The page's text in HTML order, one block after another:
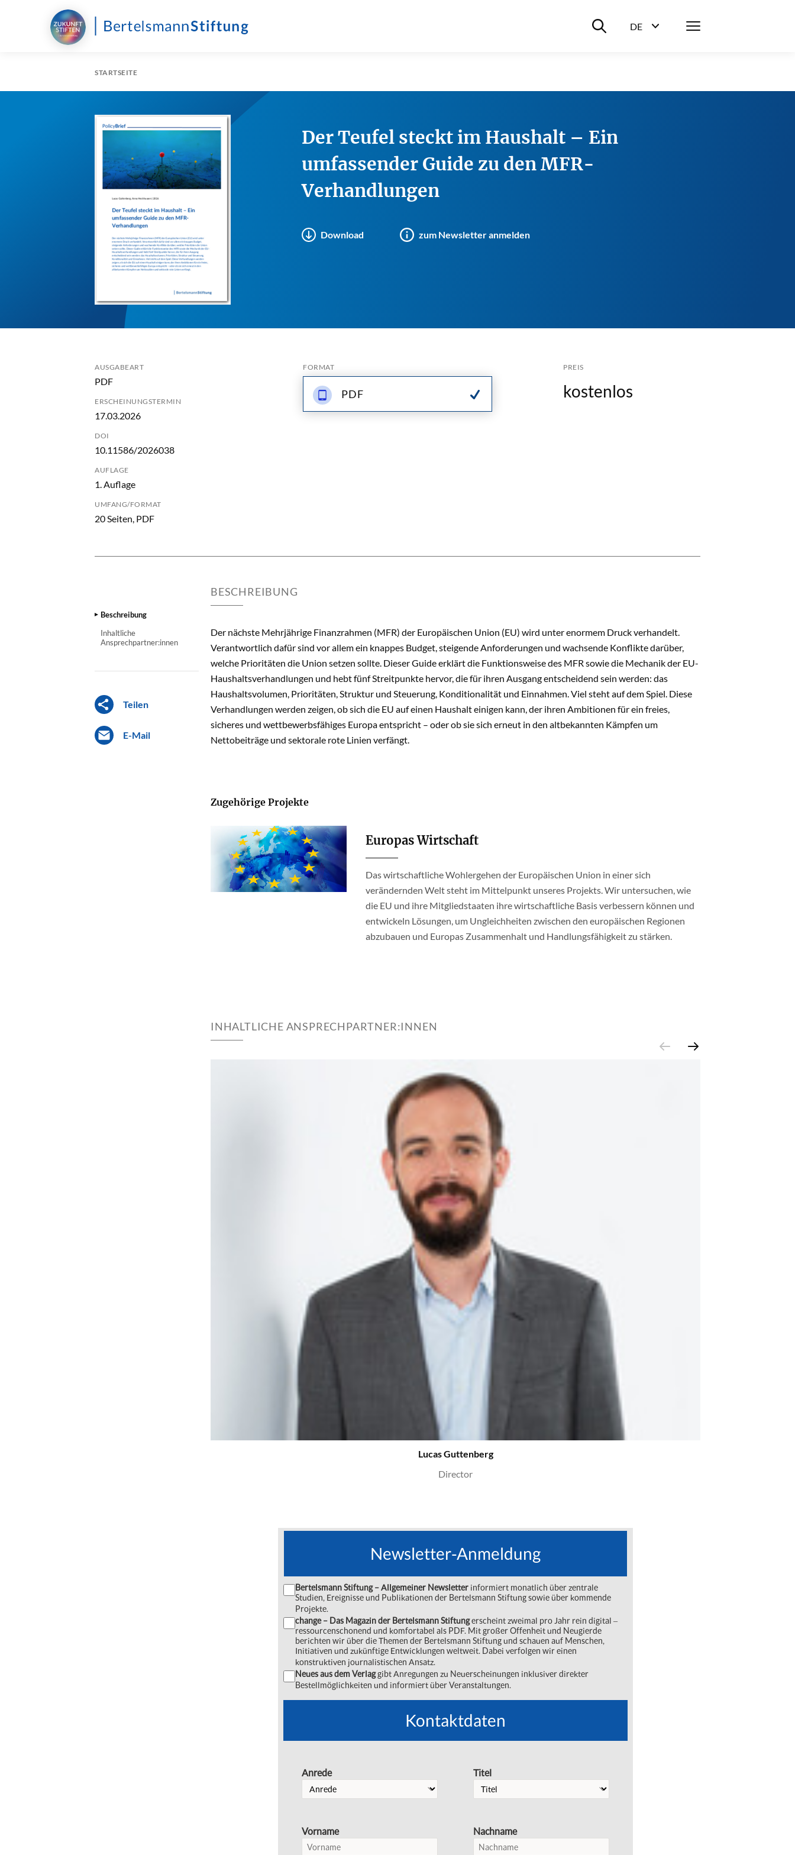
Suche ein-/ausblenden
DE
Menü
STARTSEITE
Der Teufel steckt im Haushalt – Ein
umfassender Guide zu den MFR-
Verhandlungen
Download zum Newsletter anmelden
AUSGABEART
PDF
ERSCHEINUNGSTERMIN
17.03.2026
DOI
10.11586/2026038
AUFLAGE
1. Auflage
UMFANG/FORMAT
20 Seiten, PDF
FORMAT
PDF
PREIS
kostenlos
Beschreibung
Inhaltliche
Ansprechpartner:innen
Teilen
E-Mail
BESCHREIBUNG
Der nächste Mehrjährige Finanzrahmen (MFR) der Europäischen Union (EU) wird unter enormem Druck verhandelt.
Verantwortlich dafür sind vor allem ein knappes Budget, steigende Anforderungen und wachsende Konflikte darüber,
welche Prioritäten die Union setzen sollte. Dieser Guide erklärt die Funktionsweise des MFR sowie die Mechanik der EU-
Haushaltsverhandlungen und hebt fünf Streitpunkte hervor, die für ihren Ausgang entscheidend sein werden: das
Haushaltsvolumen, Prioritäten, Struktur und Steuerung, Konditionalität und Einnahmen. Viel steht auf dem Spiel. Diese
Verhandlungen werden zeigen, ob sich die EU auf einen Haushalt einigen kann, der ihren Ambitionen für ein freies,
sicheres und wettbewerbsfähiges Europa entspricht – oder ob sie sich erneut in den altbekannten Kämpfen um
Nettobeiträge und sektorale rote Linien verfängt.
Zugehörige Projekte
Europas Wirtschaft
Das wirtschaftliche Wohlergehen der Europäischen Union in einer sich
verändernden Welt steht im Mittelpunkt unseres Projekts. Wir untersuchen, wie
die EU und ihre Mitgliedstaaten ihre wirtschaftliche Basis verbessern können und
entwickeln Lösungen, um Ungleichheiten zwischen den europäischen Regionen
abzubauen und Europas Zusammenhalt und Handlungsfähigkeit zu stärken.
INHALTLICHE ANSPRECHPARTNER:INNEN
Lucas Guttenberg
Director
Newsletter-Anmeldung
Bertelsmann Stiftung – Allgemeiner Newsletter informiert monatlich über zentrale
Studien, Ereignisse und Publikationen der Bertelsmann Stiftung sowie über kommende
Projekte.
change – Das Magazin der Bertelsmann Stiftungerscheint zweimal pro Jahr rein digital ‒
ressourcenschonend und komfortabel als PDF. Mit großer Offenheit und Neugierde
berichten wir über die Themen der Bertelsmann Stiftung und schauen auf Menschen,
Initiativen und zukünftige Entwicklungen weltweit. Dabei verfolgen wir einen
konstruktiven journalistischen Ansatz.
Neues aus dem Verlaggibt Anregungen zu Neuerscheinungen inklusiver direkter
Bestellmöglichkeiten und informiert über Veranstaltungen.
Kontaktdaten
Anrede
Vorname
Titel
Nachname